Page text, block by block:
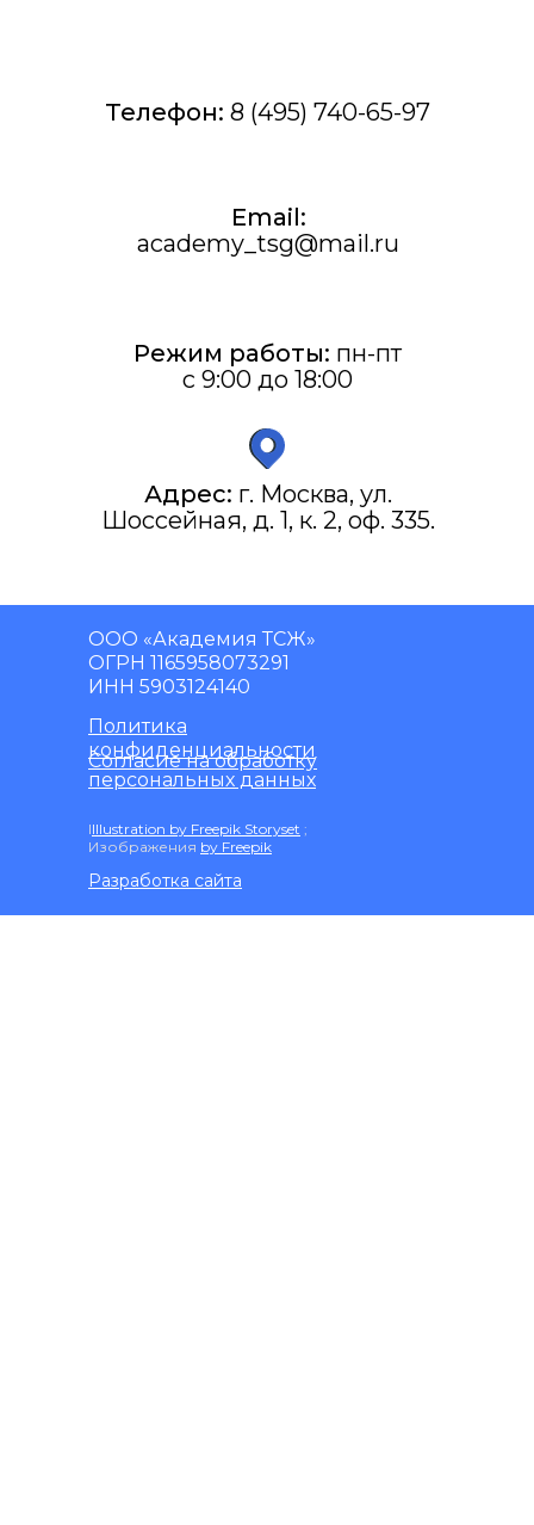
Телефон: 8 (495) 740-65-97
Email:
academy_tsg@mail.ru
Режим работы: пн-пт
с 9:00 до 18:00
ООО «Академия ТСЖ»
ОГРН 1165958073291
ИНН 5903124140
Политика
конфиденциальности
Согласие на обработку
персональных данных
Разработка сайта
IIllustration by Freepik Storyset ;
Изображения by Freepik
Адрес: г. Москва, ул.
Шоссейная, д. 1, к. 2, оф. 335.